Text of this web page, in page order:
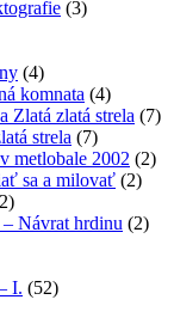
(3)
(4)
komnata (4)
Zlatá zlatá strela (7)
strela (7)
metlobale 2002 (2)
sa a milovať (2)
– Návrat hrdinu (2)
I. (52)